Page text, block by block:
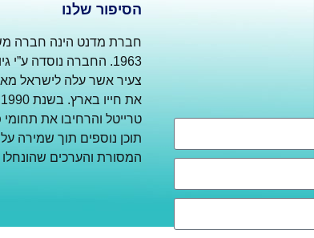
הסיפור שלנו
חברת מדנט הינה חברה
1963. החברה נוסדה ע”י
צעיר אשר עלה לישראל
טרייטל והרחיבו את
תוכן נוספים תוך שמירה
המסורת והערכים שהונחלו